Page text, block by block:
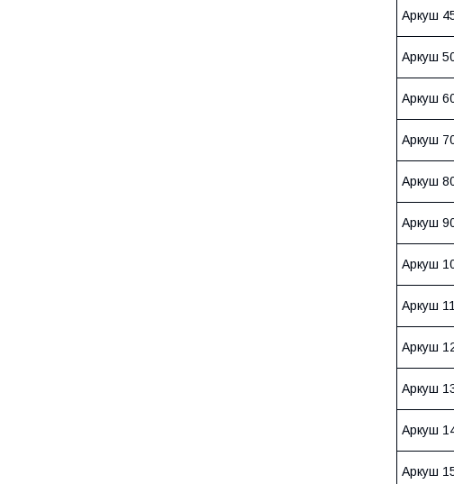
Аркуш
Аркуш
Аркуш
Аркуш
Аркуш
Аркуш
Аркуш
Аркуш
Аркуш
Аркуш
Аркуш
Аркуш